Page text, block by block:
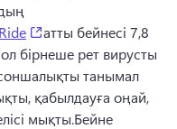
(opens in a new tab)
атты бейнесі 7,8
бірнеше рет вирусты
танымал
қабылдауға оңай,
мықты.Бейне